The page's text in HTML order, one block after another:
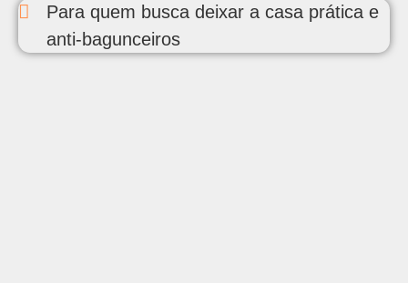
Para quem busca deixar a casa prática e
anti-bagunceiros